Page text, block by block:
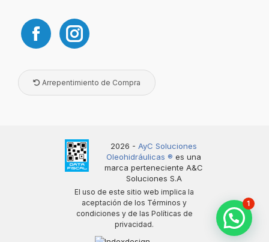
Arrepentimiento de Compra
2026 -AyC Soluciones
Oleohidráulicas ®️ es una
marca perteneciente A&C
Soluciones S.A
El uso de este sitio web implica la
aceptación de los Términos y
condiciones y de las Políticas de
privacidad.
1